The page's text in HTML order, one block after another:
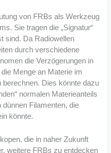
von FRBs als Werkzeug
Sie tragen die „Signatur“
sind. Da Radiowellen
durch verschiedene
die Verzögerungen in
Menge an Materie im
Dies könnte dazu
normalen Materieanteils
Filamenten, die
könnte.
die in naher Zukunft
weitere FRBs zu entdecken